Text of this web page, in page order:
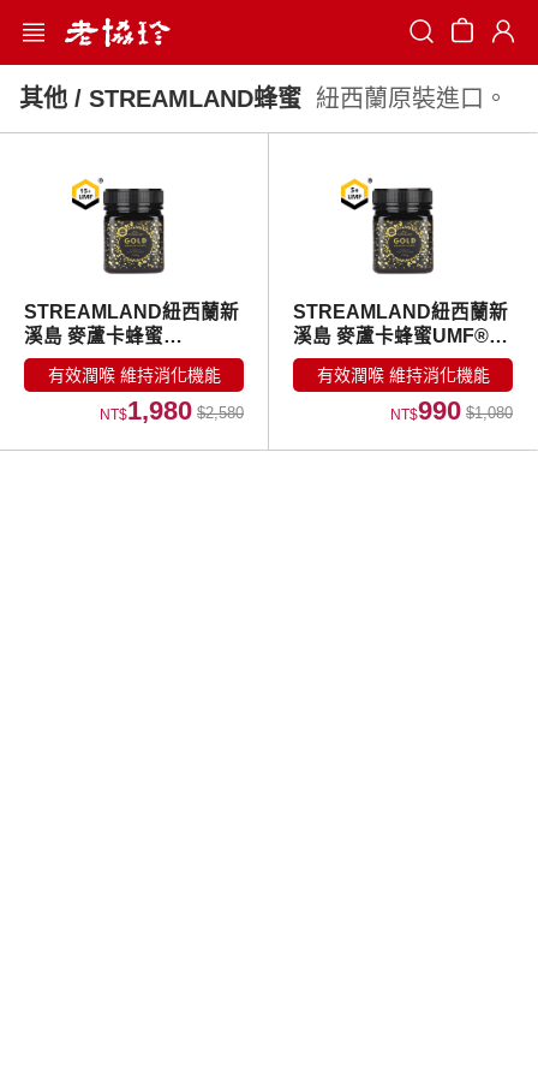
Search
其他 / STREAMLAND蜂蜜 紐西蘭原裝進口。
STREAMLAND紐西蘭新
溪島 麥蘆卡蜂蜜
UMF®15+ 250g
有效潤喉 維持消化機能
NT$1,980 $2,580
STREAMLAND紐西蘭新
溪島 麥蘆卡蜂蜜UMF®5+
250g
有效潤喉 維持消化機能
NT$990 $1,080